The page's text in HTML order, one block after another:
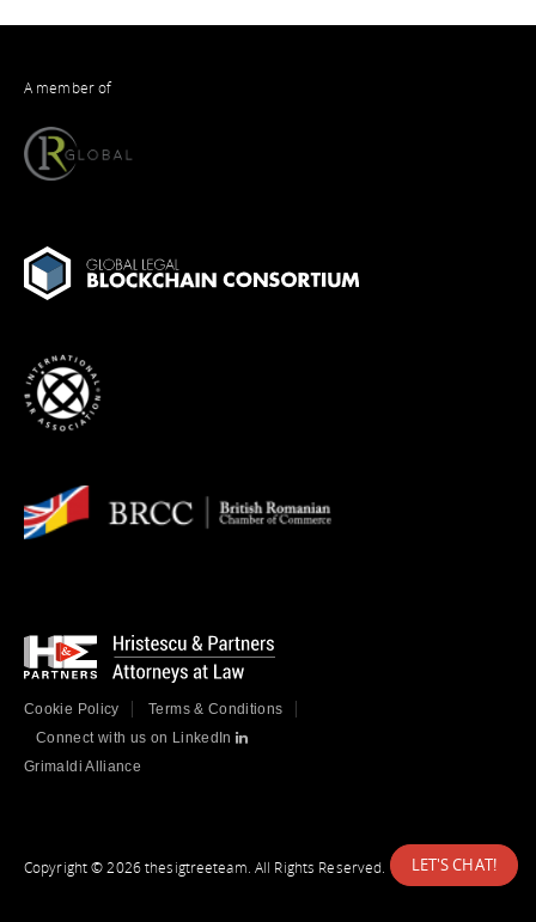
A member of
Cookie Policy
Terms & Conditions
Connect with us on LinkedIn
Grimaldi Alliance
Copyright © 2026 thesigtreeteam. All Rights Reserved. LET'S CHAT!